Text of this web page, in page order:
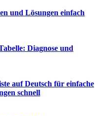
und Lösungen einfach
Diagnose und
auf Deutsch für einfache
schnell